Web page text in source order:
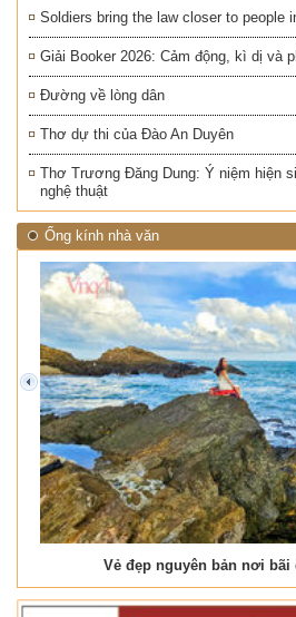
Soldiers bring the law closer to people
Giải Booker 2026: Cảm động, kì dị và
Đường về lòng dân
Thơ dự thi của Đào An Duyên
Thơ Trương Đăng Dung: Ý niệm hiện
nghệ thuật
Ống kính nhà văn
Vẻ đẹp nguyên bản nơi bãi
prev